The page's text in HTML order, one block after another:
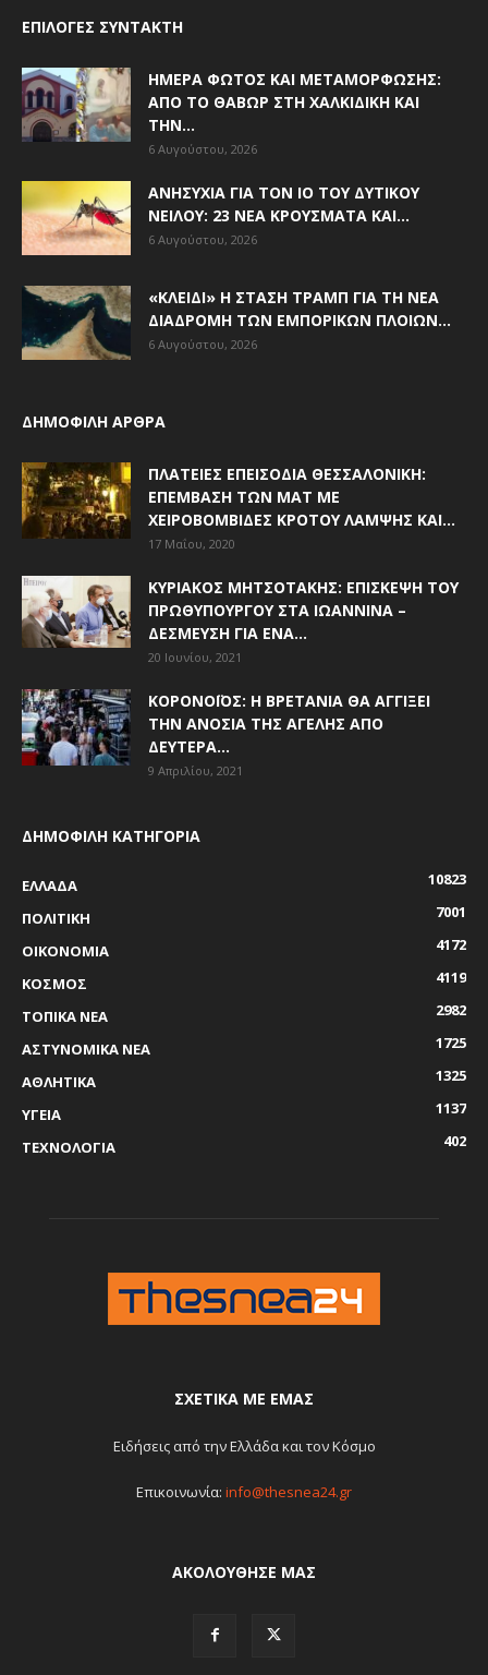
ΕΠΙΛΟΓΈΣ ΣΥΝΤΆΚΤΗ
ΗΜΈΡΑ ΦΩΤΌΣ ΚΑΙ ΜΕΤΑΜΌΡΦΩΣΗΣ:
ΑΠΌ ΤΟ ΘΑΒΏΡ ΣΤΗ ΧΑΛΚΙΔΙΚΉ ΚΑΙ
ΤΗΝ...
6 Αυγούστου, 2026
ΑΝΗΣΥΧΊΑ ΓΙΑ ΤΟΝ ΙΌ ΤΟΥ ΔΥΤΙΚΟΎ
ΝΕΊΛΟΥ: 23 ΝΈΑ ΚΡΟΎΣΜΑΤΑ ΚΑΙ...
6 Αυγούστου, 2026
«ΚΛΕΙΔΊ» Η ΣΤΆΣΗ ΤΡΑΜΠ ΓΙΑ ΤΗ ΝΈΑ
ΔΙΑΔΡΟΜΉ ΤΩΝ ΕΜΠΟΡΙΚΏΝ ΠΛΟΊΩΝ...
6 Αυγούστου, 2026
ΔΗΜΟΦΙΛΗ ΑΡΘΡΑ
ΠΛΑΤΕΊΕΣ ΕΠΕΙΣΌΔΙΑ ΘΕΣΣΑΛΟΝΊΚΗ:
ΕΠΈΜΒΑΣΗ ΤΩΝ ΜΑΤ ΜΕ
ΧΕΙΡΟΒΟΜΒΊΔΕΣ ΚΡΌΤΟΥ ΛΆΜΨΗΣ ΚΑΙ...
17 Μαΐου, 2020
ΚΥΡΙΆΚΟΣ ΜΗΤΣΟΤΆΚΗΣ: ΕΠΊΣΚΕΨΗ ΤΟΥ
ΠΡΩΘΥΠΟΥΡΓΟΎ ΣΤΑ ΙΩΆΝΝΙΝΑ –
ΔΈΣΜΕΥΣΗ ΓΙΑ ΈΝΑ...
20 Ιουνίου, 2021
ΚΟΡΟΝΟΪΌΣ: Η ΒΡΕΤΑΝΊΑ ΘΑ ΑΓΓΊΞΕΙ
ΤΗΝ ΑΝΟΣΊΑ ΤΗΣ ΑΓΈΛΗΣ ΑΠΌ
ΔΕΥΤΈΡΑ...
9 Απριλίου, 2021
ΔΗΜΟΦΙΛΗ ΚΑΤΗΓΟΡΙΑ
ΕΛΛΑΔΑ
10823
ΠΟΛΙΤΙΚΗ
7001
ΟΙΚΟΝΟΜΙΑ
4172
ΚΟΣΜΟΣ
4119
ΤΟΠΙΚΑ ΝΕΑ
2982
ΑΣΤΥΝΟΜΙΚΑ ΝΕΑ
1725
ΑΘΛΗΤΙΚΑ
1325
ΥΓΕΙΑ
1137
ΤΕΧΝΟΛΟΓΙΑ
402
ΣΧΕΤΙΚΆ ΜΕ ΕΜΆΣ
Ειδήσεις από την Ελλάδα και τον Κόσμο
Επικοινωνία: info@thesnea24.gr
ΑΚΟΛΟΥΘΗΣΕ ΜΑΣ